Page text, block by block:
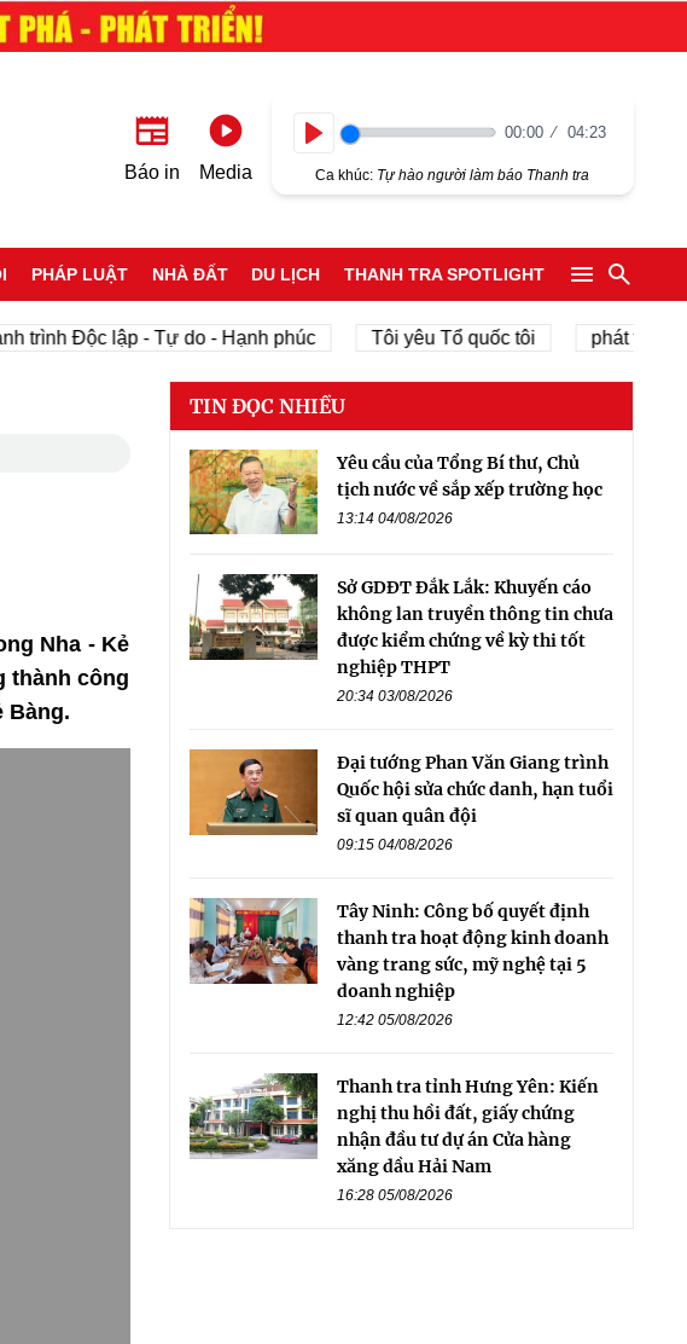
Báo in Media
00:00 04:23
Ca khúc: Tự hào người làm báo Thanh tra
PHÁP LUẬT NHÀ ĐẤT DU LỊCH THANH TRA SPOTLIGHT
Độc lập - Tự do - Hạnh phúc Tôi yêu Tổ quốc tôi phát triển kinh tế
Nha - Kẻ
thành công
Bàng.
TIN ĐỌC NHIỀU
Yêu cầu của Tổng Bí thư, Chủ
tịch nước về sắp xếp trường học
13:14 04/08/2026
Sở GDĐT Đắk Lắk: Khuyến cáo
không lan truyền thông tin chưa
được kiểm chứng về kỳ thi tốt
nghiệp THPT
20:34 03/08/2026
Đại tướng Phan Văn Giang trình
Quốc hội sửa chức danh, hạn tuổi
sĩ quan quân đội
09:15 04/08/2026
Tây Ninh: Công bố quyết định
thanh tra hoạt động kinh doanh
vàng trang sức, mỹ nghệ tại 5
doanh nghiệp
12:42 05/08/2026
Thanh tra tỉnh Hưng Yên: Kiến
nghị thu hồi đất, giấy chứng
nhận đầu tư dự án Cửa hàng
xăng dầu Hải Nam
16:28 05/08/2026